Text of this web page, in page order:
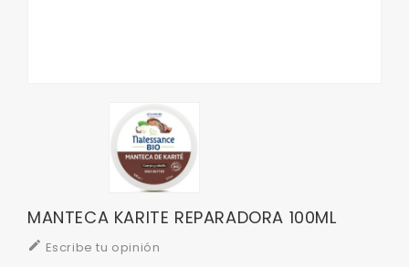
MANTECA KARITE REPARADORA 100ML
 Escribe tu opinión